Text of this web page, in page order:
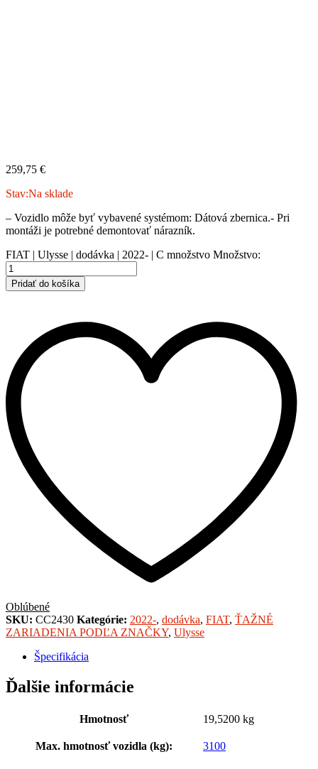
259,75 €
Stav:Na sklade
– Vozidlo môže byť vybavené systémom: Dátová zbernica.- Pri
montáži je potrebné demontovať nárazník.
FIAT | Ulysse | dodávka | 2022- | C množstvo Množstvo:
Pridať do košíka
Oblúbené
SKU: CC2430 Kategórie: 2022-, dodávka, FIAT, ŤAŽNÉ
ZARIADENIA PODĽA ZNAČKY, Ulysse
Špecifikácia
Ďalšie informácie
Hmotnosť 19,5200 kg
Max. hmotnosť vozidla (kg): 3100